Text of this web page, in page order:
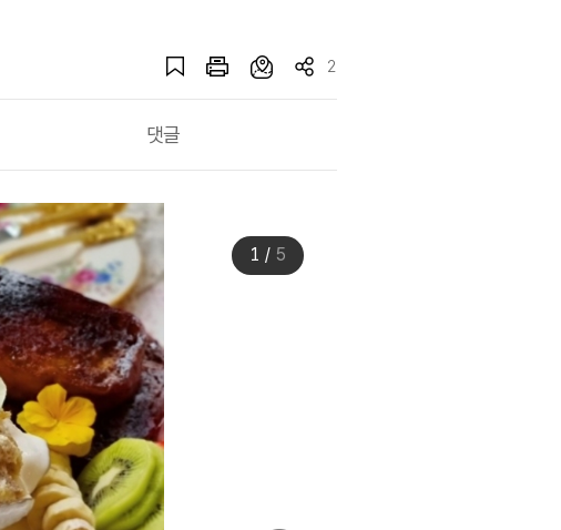
2
댓글
1 / 5